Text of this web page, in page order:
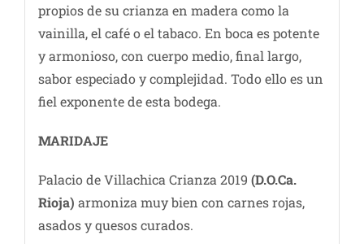
propios de su crianza en madera como la
vainilla, el café o el tabaco. En boca es potente
y armonioso, con cuerpo medio, final largo,
sabor especiado y complejidad. Todo ello es un
fiel exponente de esta bodega.
MARIDAJE
Palacio de Villachica Crianza 2019 (D.O.Ca.
Rioja) armoniza muy bien con carnes rojas,
asados y quesos curados.